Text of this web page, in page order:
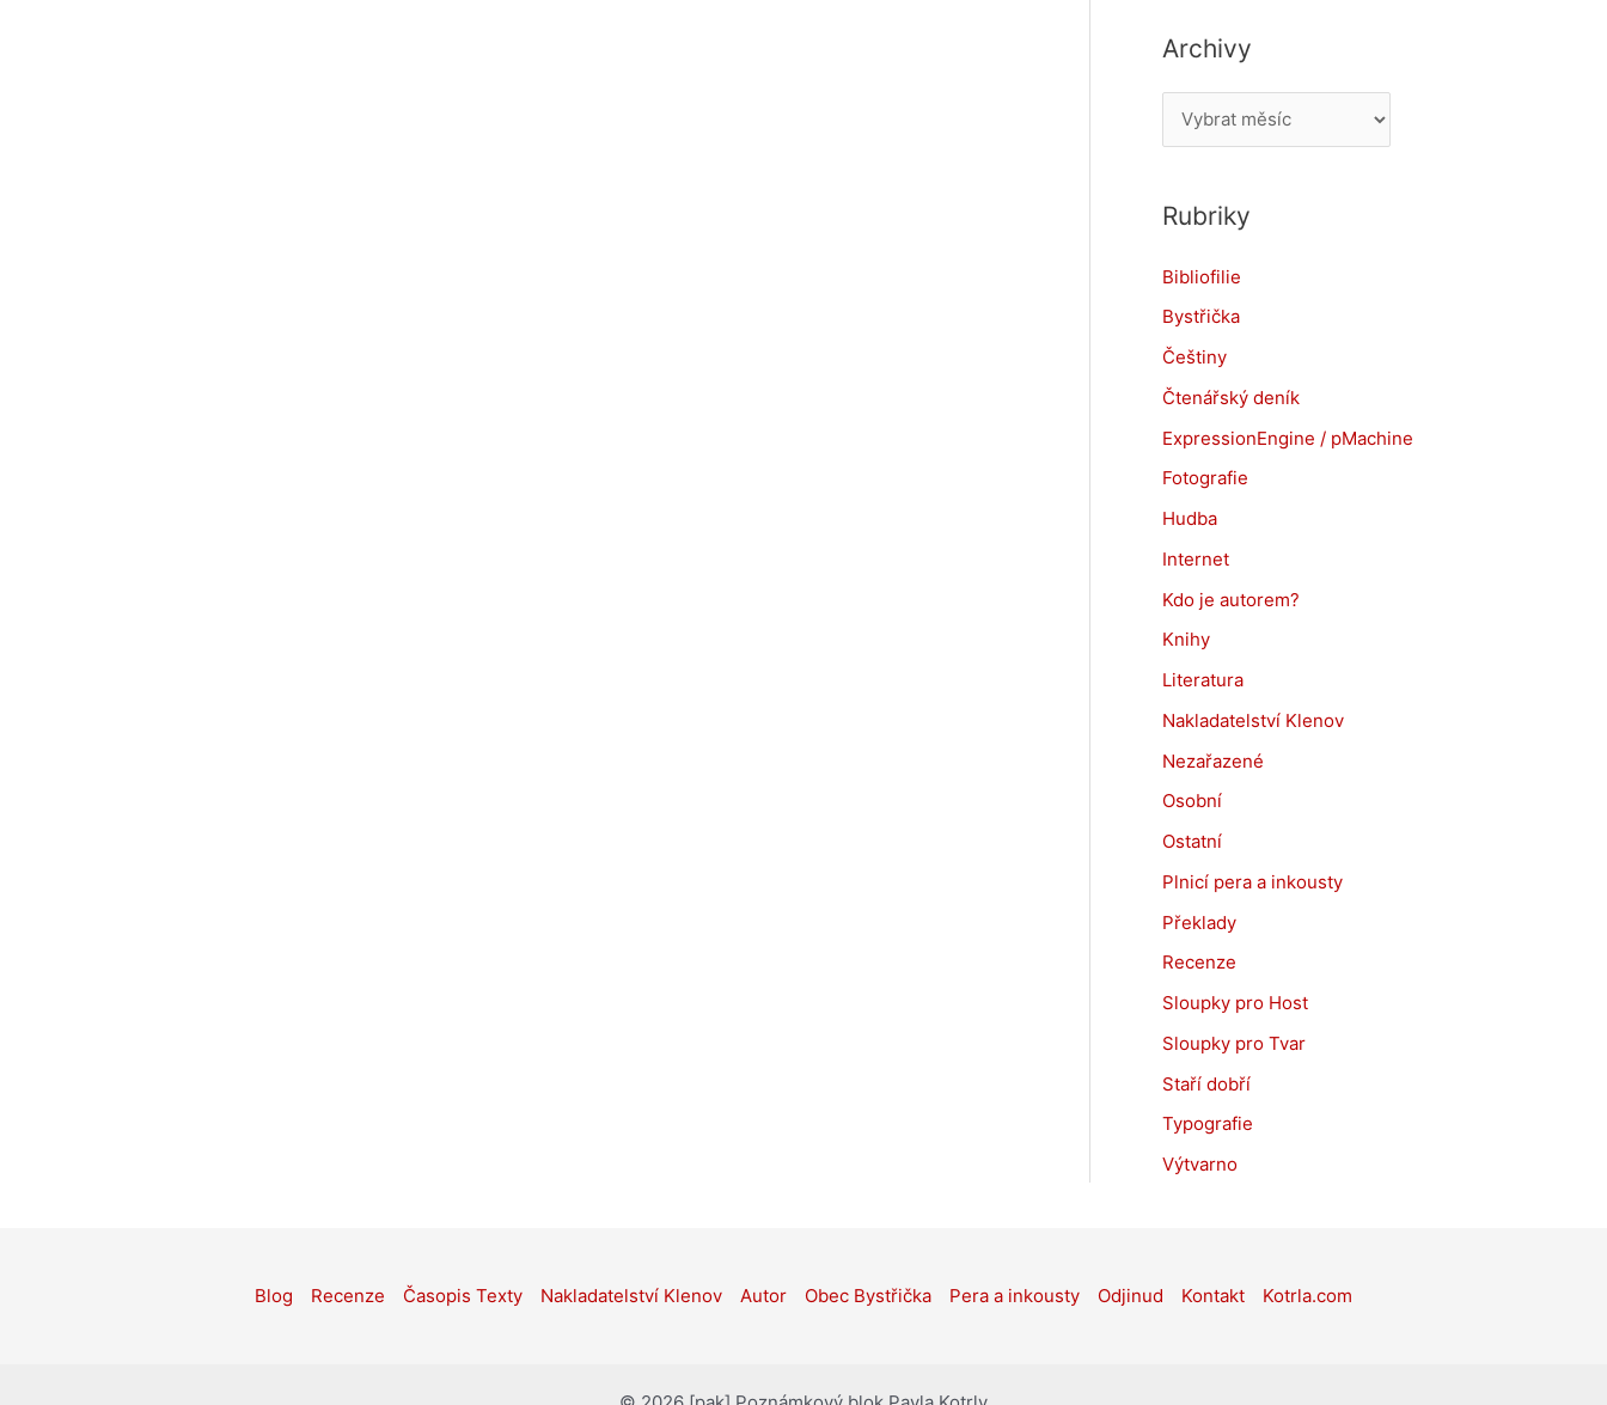
Archivy
r
h
v
y
Rubriky
Bibliofilie
Bystřička
Češtiny
Čtenářský deník
ExpressionEngine / pMachine
Fotografie
Hudba
Internet
Kdo je autorem?
Knihy
Literatura
Nakladatelství Klenov
Nezařazené
Osobní
Ostatní
Plnicí pera a inkousty
Překlady
Recenze
Sloupky pro Host
Sloupky pro Tvar
Staří dobří
Typografie
Výtvarno
Blog Recenze Časopis Texty Nakladatelství Klenov Autor Obec Bystřička Pera a inkousty Odjinud Kontakt Kotrla.com